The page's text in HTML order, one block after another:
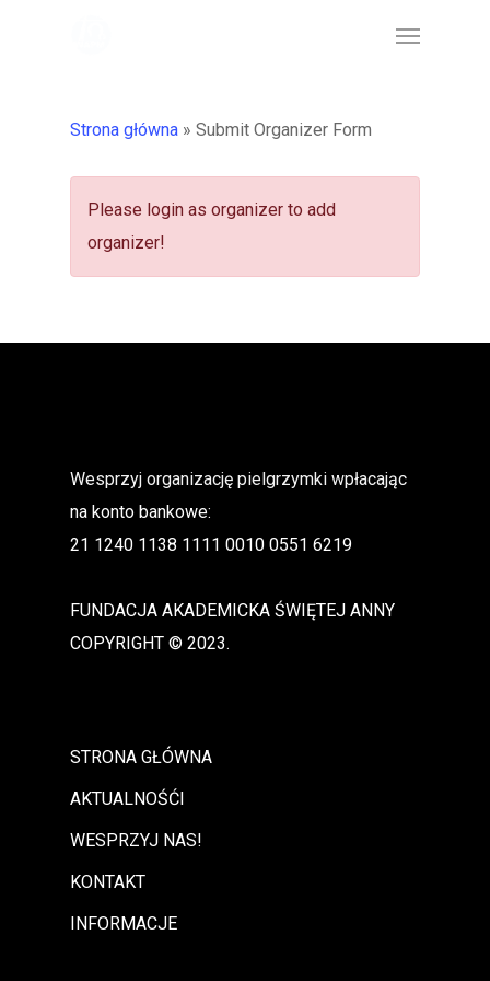
Strona główna » Submit Organizer Form
Please login as organizer to add
organizer!
Wesprzyj organizację pielgrzymki wpłacając
na konto bankowe:
21 1240 1138 1111 0010 0551 6219
FUNDACJA AKADEMICKA ŚWIĘTEJ ANNY
COPYRIGHT © 2023.
STRONA GŁÓWNA
AKTUALNOŚĆI
WESPRZYJ NAS!
KONTAKT
INFORMACJE